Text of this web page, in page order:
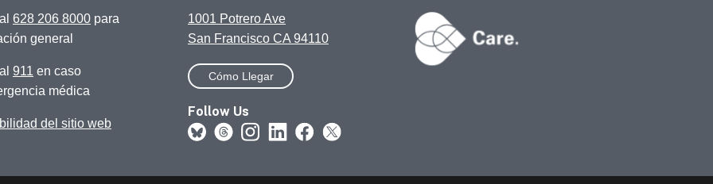
628 206 8000 para
general
911 en caso
médica
del sitio web
1001 Potrero Ave
San Francisco CA 94110
Cómo Llegar
Follow Us